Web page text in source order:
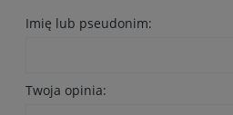
Imię lub pseudonim:
Twoja opinia: